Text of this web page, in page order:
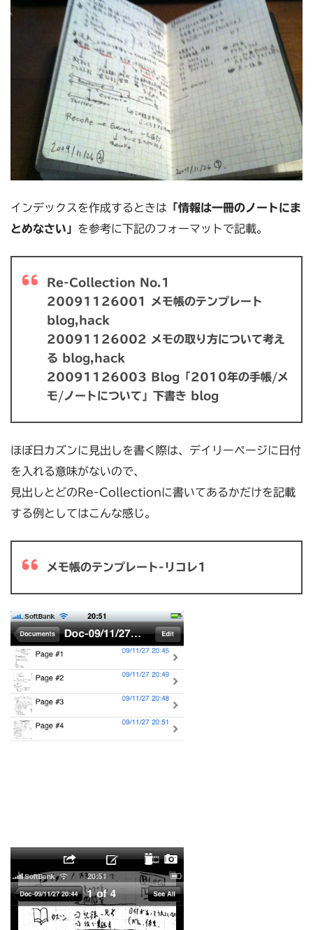
インデックスを作成するときは 「情報は一冊のノートにま
とめなさい」 を参考に下記のフォーマットで記載。
Re-Collection No.1
20091126001 メモ帳のテンプレート
blog,hack
20091126002 メモの取り方について考え
る blog,hack
20091126003 Blog「2010年の手帳/メ
モ/ノートについて」下書き blog
ほぼ日カズンに見出しを書く際は、デイリーページに日付
を入れる意味がないので、
見出しとどのRe-Collectionに書いてあるかだけを記載
する例としてはこんな感じ。
メモ帳のテンプレート-リコレ1